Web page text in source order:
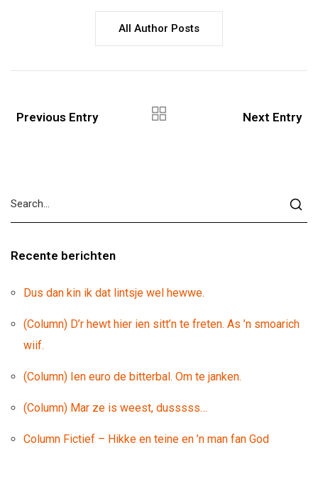
All Author Posts
Previous Entry Next Entry
Recente berichten
Dus dan kin ik dat lintsje wel hewwe.
(Column) D’r hewt hier ien sitt’n te freten. As ’n smoarich
wiif.
(Column) Ien euro de bitterbal. Om te janken.
(Column) Mar ze is weest, dusssss…
Column Fictief – Hikke en teine en ’n man fan God